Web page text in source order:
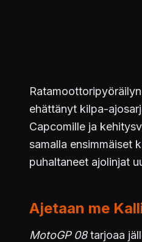
ehättänyt kilpa-
Capcomille ja
samalla ensimmäiset
puhaltaneet ajolinjat
Ajetaan me
MotoGP 08tarjoaa